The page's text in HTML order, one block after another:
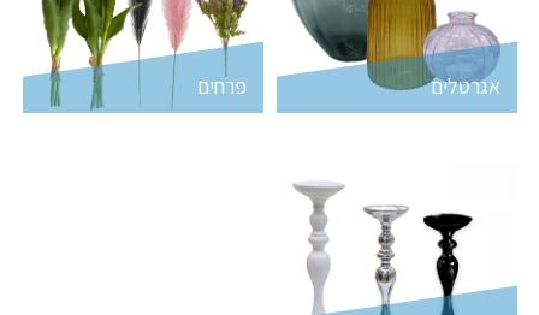
אגרטלים פרחים